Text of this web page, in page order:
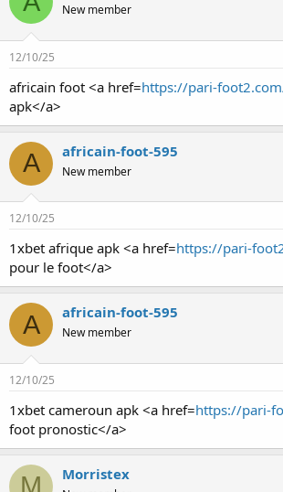
New member
12/10/25
africain foot <a href=https://pari-
apk</a>
A africain-foot-595
New member
12/10/25
1xbet afrique apk <a href=https://pari-
pour le foot</a>
A africain-foot-595
New member
12/10/25
1xbet cameroun apk <a href=https://pari-
foot pronostic</a>
M Morristex